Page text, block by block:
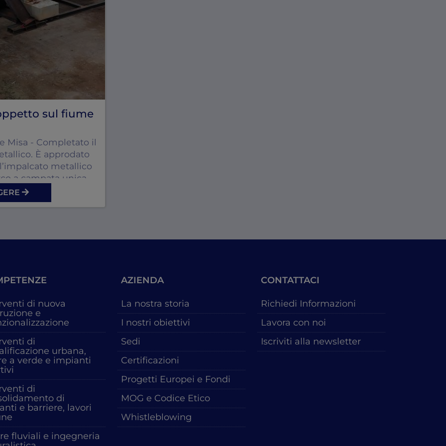
sul fiume
Misa - Completato il
È approdato
metallico
a campata unica
in località
Vetere (AN).
di nuova
e
di
urbana,
a verde e impianti
di
di
e barriere, lavori
fluviali e ingegneria
AZIENDA
La nostra storia
I nostri obiettivi
Sedi
Certificazioni
Progetti Europei e Fondi
MOG e Codice Etico
Whistleblowing
CONTATTACI
Richiedi Informazioni
Lavora con noi
Iscriviti alla newsletter